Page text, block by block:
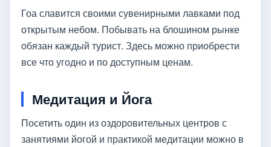
Гоа славится своими сувенирными лавками под
открытым небом. Побывать на блошином рынке
обязан каждый турист. Здесь можно приобрести
все что угодно и по доступным ценам.
Медитация и Йога
Посетить один из оздоровительных центров с
занятиями йогой и практикой медитации можно в